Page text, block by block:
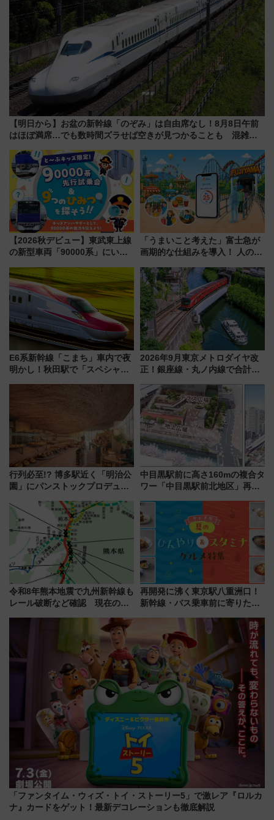
【明日から】お盆の新幹線「のぞみ」は自由席なし！8月8日午前
はほぼ満席…でも数時間ズラせば空きが見つかることも 混雑避
【2026秋デビュー】東武東上線
の新型車両「90000系」にいち
向け先行試乗会でキッズアンバ
サダーになろう
「うまいこと考えた」富士急が
画期的な仕組みを導入！ 人のか
ん」始動
E6系新幹線「こまち」車内で夜
明かし！秋田駅で「スペシャル
2026年9月東京メトロダイヤ改
正！銀座線・丸ノ内線で合計
待
行列必至!? 博多駅近く「明治公
園」にパンストックプロデュー
オープン 秋からはビストロ営業
も！
中目黒駅前に高さ160mの複合タ
ワー「中目黒駅前北地区」再開
令和8年熊本地震で九州新幹線も
レール破断など確認 現在の運
再開発に沸く東京駅八重洲口！
新幹線・バス乗車前に寄りたい
やり＆スタミナグルメ」6選【新
店舗も！】
「ファンタイム・ウィズ・トイ・ストーリー5」で激レア『ロルカ
ナ』カードをゲット！最新デコレーションも徹底解説